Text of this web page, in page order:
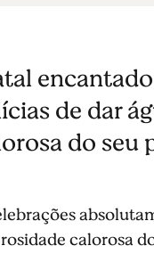
de
natal
de dar
do seu
calorosa